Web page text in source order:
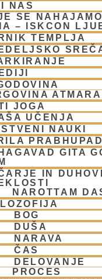
NAS
SE
– ISKCON
TEMPLJA
JOGA
UČENJA
NAUKI
GITA
IN
NAROTTAM
BOG
DUŠA
NARAVA
ČAS
DELOVANJE
PROCES
pomembno je
in razločno, da
nerazločno mrmrati
razmišljal o čem
prikradejo druge
na
nam ni treba
na maha-
Gospodovih
čas za
sončnim
ozračju mir in tišina.
času. Začnemo
pa število krogov